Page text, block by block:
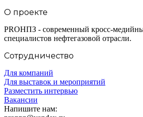
О проекте
PROНПЗ - современный кросс-
специалистов нефтегазовой отрасли.
Сотрудничество
Для компаний
Для выставок и мероприятий
Разместить интервью
Вакансии
Напишите нам: